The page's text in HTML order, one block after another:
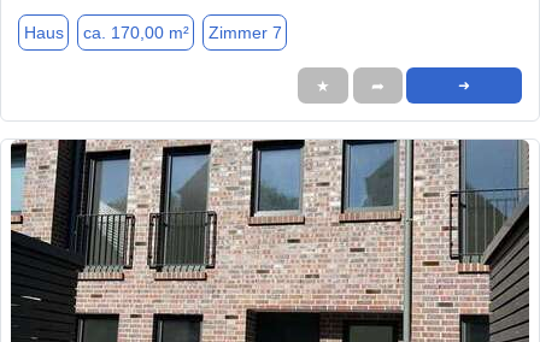
Haus ca. 170,00 m² Zimmer 7
★ ➦ ➜